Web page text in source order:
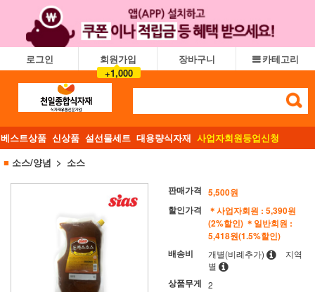
로그인
회원가입
+1,000
장바구니 카테고리
베스트상품 신상품 설선물세트 대용량식자재 사업자회원등업신청
■ 소스/양념 소스
판매가격 5,500원
할인가격
＊사업자회원 : 5,390원
(2%할인) ＊일반회원 :
5,418원(1.5%할인)
배송비
개별(비례추가)
지역
별
상품무게 2